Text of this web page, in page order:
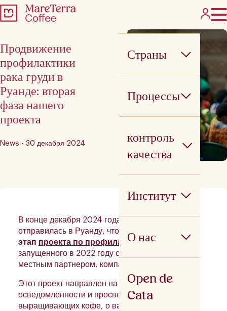
Страны
Процессы
контроль
качества
Институт
О нас
Open de
Cata
Продвижение
профилактики
рака груди в
Руанде: вторая
фаза нашего
проекта
News - 30 декабря 2024
В конце декабря 2024 года наша команда
отправилась в Руанду, чтобы провести
этап проекта по профилактике рака груди
запущенного в 2022 году совместно с нашим
местным партнером, компанией Baho Coffee.
Этот проект направлен на повышение
осведомленности и просвещение сообществ,
выращивающих кофе, о важности ранней